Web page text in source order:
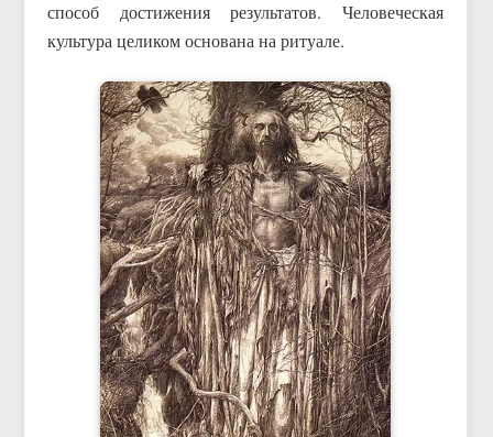
способ достижения результатов. Человеческая
культура целиком основана на ритуале.